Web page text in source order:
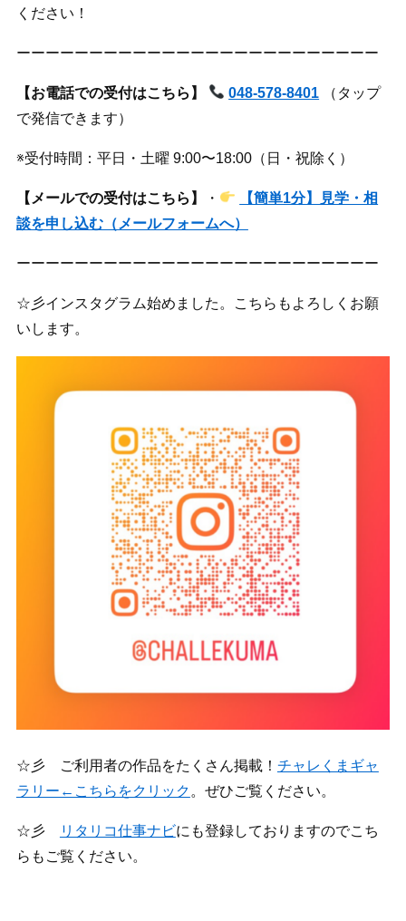
ください！
ーーーーーーーーーーーーーーーーーーーーーーーーー
【お電話での受付はこちら】 048-578-8401 （タップ
で発信できます）
※受付時間：平日・土曜 9:00〜18:00（日・祝除く）
【メールでの受付はこちら】 ・
【簡単1分】見学・相
談を申し込む（メールフォームへ）
ーーーーーーーーーーーーーーーーーーーーーーーーー
☆彡インスタグラム始めました。こちらもよろしくお願
いします。
☆彡 ご利用者の作品をたくさん掲載！ チャレくまギャ
ラリー←こちらをクリック 。ぜひご覧ください。
☆彡 リタリコ仕事ナビにも登録しておりますのでこち
らもご覧ください。